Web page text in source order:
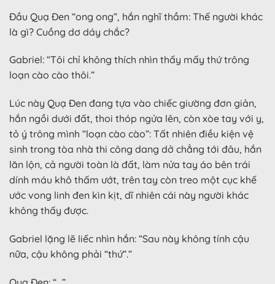
Đầu Quạ Đen “ong ong”, hắn nghĩ thầm: Thế người khác
là gì? Cuồng dơ dáy chắc?
Gabriel: “Tôi chỉ không thích nhìn thấy mấy thứ trông
loạn cào cào thôi.”
Lúc này Quạ Đen đang tựa vào chiếc giường đơn giản,
hắn ngồi dưới đất, thoi thóp ngửa lên, còn xòe tay với y,
tỏ ý trông mình “loạn cào cào”: Tất nhiên điều kiện vệ
sinh trong tòa nhà thi công dang dở chẳng tới đâu, hắn
lăn lộn, cả người toàn là đất, làm nửa tay áo bên trái
dính máu khô thấm ướt, trên tay còn treo một cục khế
ước vong linh đen kìn kịt, dĩ nhiên cái này người khác
không thấy được.
Gabriel lặng lẽ liếc nhìn hắn: “Sau này không tính cậu
nữa, cậu không phải “thứ”.”